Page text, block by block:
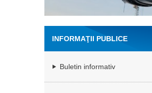
INFORMAŢII PUBLICE
Buletin informativ